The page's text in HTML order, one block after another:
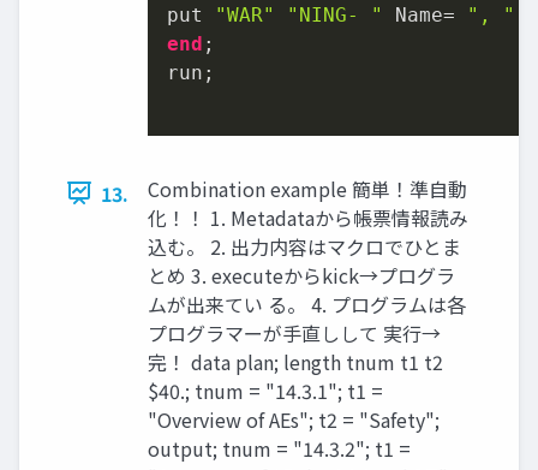
put
"WAR" "NING- " Name= ", "
end ;
run;
13.
Combination example 簡単！準自動
化！！ 1. Metadataから帳票情報読み
込む。 2. 出力内容はマクロでひとま
とめ 3. executeからkick→プログラ
ムが出来てい る。 4. プログラムは各
プログラマーが手直しして 実行→
完！ data plan; length tnum t1 t2
$40.; tnum = "14.3.1"; t1 =
"Overview of AEs"; t2 = "Safety";
output; tnum = "14.3.2"; t1 =